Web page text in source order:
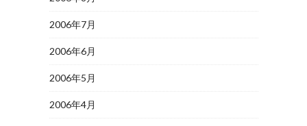
2006年7月
2006年6月
2006年5月
2006年4月